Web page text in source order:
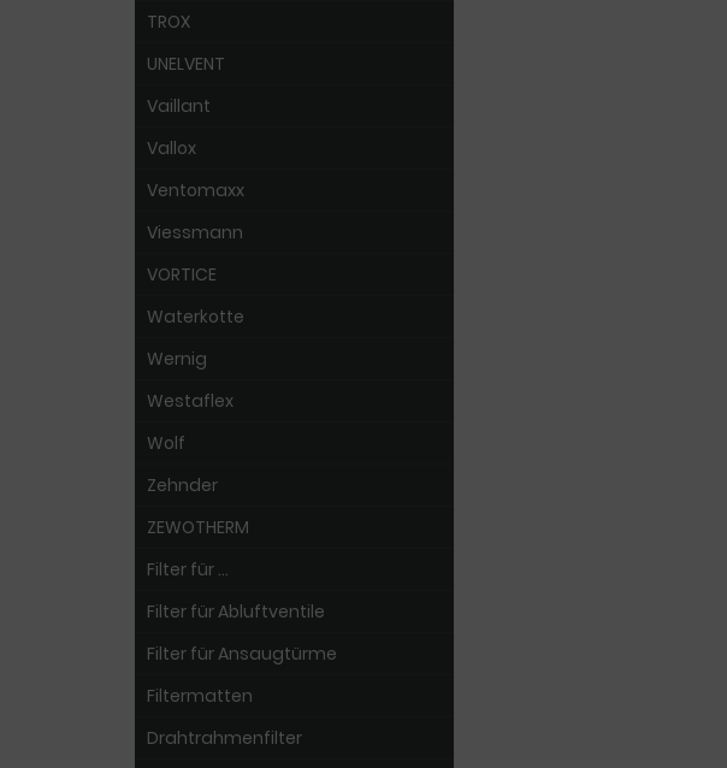
TROX
UNELVENT
Vaillant
Vallox
Ventomaxx
Viessmann
VORTICE
Waterkotte
Wernig
Westaflex
Wolf
Zehnder
ZEWOTHERM
Filter für ...
Filter für Abluftventile
Filter für Ansaugtürme
Filtermatten
Drahtrahmenfilter